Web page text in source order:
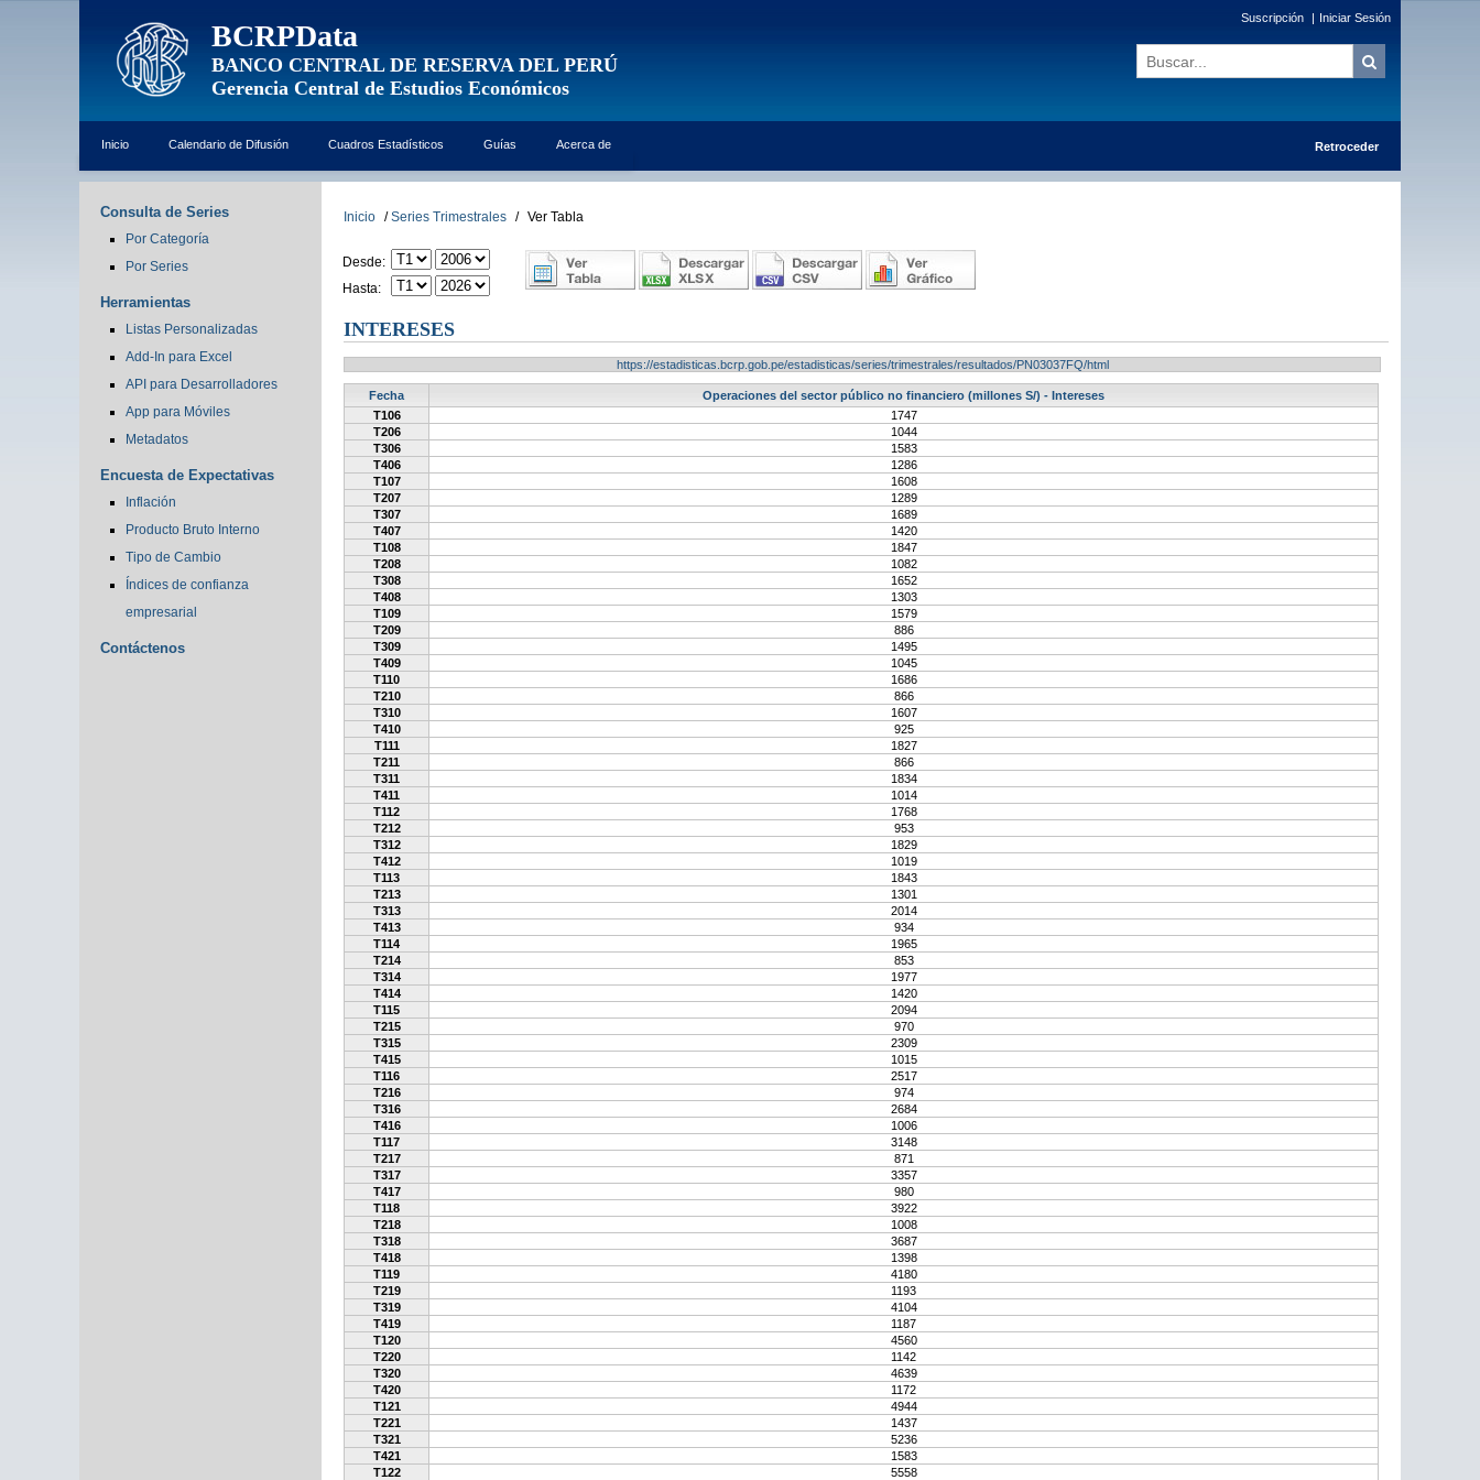
BCRPData
BANCO CENTRAL DE RESERVA DEL PERÚ
Gerencia Central de Estudios Económicos
Suscripción | Iniciar Sesión
Inicio Calendario de Difusión Cuadros Estadísticos Guías Acerca de Retroceder
Consulta de Series
Por Categoría
Por Series
Herramientas
Listas Personalizadas
Add-In para Excel
API para Desarrolladores
App para Móviles
Metadatos
Encuesta de Expectativas
Inflación
Producto Bruto Interno
Tipo de Cambio
Índices de confianza
empresarial
Contáctenos
Inicio / Series Trimestrales / Ver Tabla
Desde:
Hasta:
INTERESES
https://estadisticas.bcrp.gob.pe/estadisticas/series/trimestrales/resultados/PN03037FQ/html
Fecha
Operaciones del sector público no financiero (millones S/) - Intereses
T106
1747
T206
1044
T306
1583
T406
1286
T107
1608
T207
1289
T307
1689
T407
1420
T108
1847
T208
1082
T308
1652
T408
1303
T109
1579
T209
886
T309
1495
T409
1045
T110
1686
T210
866
T310
1607
T410
925
T111
1827
T211
866
T311
1834
T411
1014
T112
1768
T212
953
T312
1829
T412
1019
T113
1843
T213
1301
T313
2014
T413
934
T114
1965
T214
853
T314
1977
T414
1420
T115
2094
T215
970
T315
2309
T415
1015
T116
2517
T216
974
T316
2684
T416
1006
T117
3148
T217
871
T317
3357
T417
980
T118
3922
T218
1008
T318
3687
T418
1398
T119
4180
T219
1193
T319
4104
T419
1187
T120
4560
T220
1142
T320
4639
T420
1172
T121
4944
T221
1437
T321
5236
T421
1583
T122
5558